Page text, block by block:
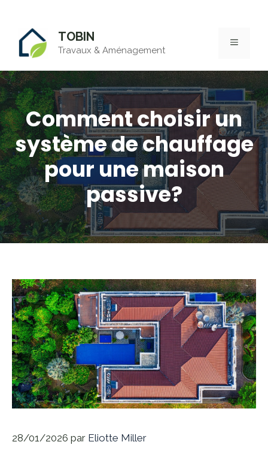
contenu
TOBIN
Travaux & Aménagement
MENU
Comment choisir un
système de chauffage
pour une maison
passive?
28/01/2026 par Eliotte Miller